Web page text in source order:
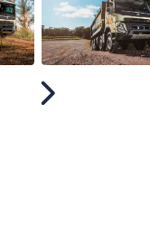
Próximo